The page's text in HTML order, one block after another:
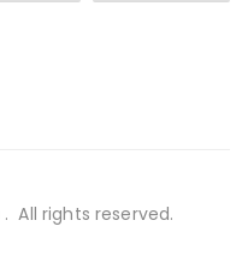
. All rights reserved.